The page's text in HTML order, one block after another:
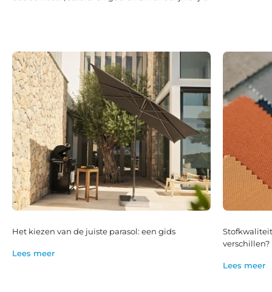
Het kiezen van de juiste parasol: een gids
Lees meer
verschillen?
Lees meer